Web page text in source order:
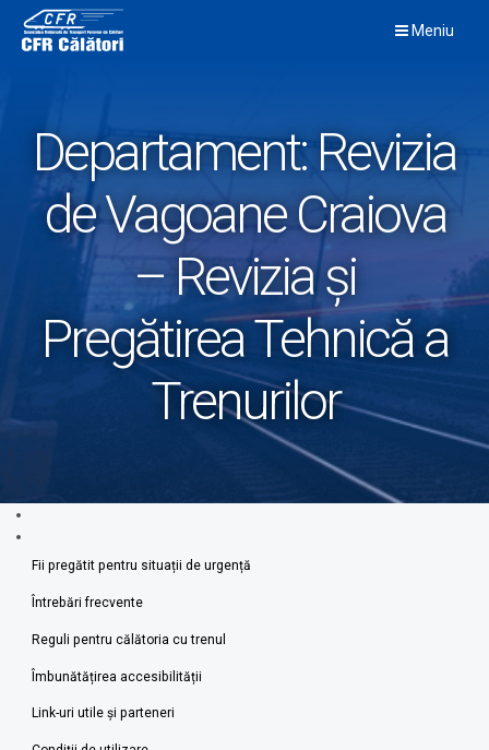
content
Meniu
Departament:Revizia
de Vagoane Craiova
– Revizia și
Pregătirea Tehnică a
Trenurilor
Fii pregătit pentru situații de urgență
Întrebări frecvente
Reguli pentru călătoria cu trenul
Îmbunătățirea accesibilității
Link-uri utile şi parteneri